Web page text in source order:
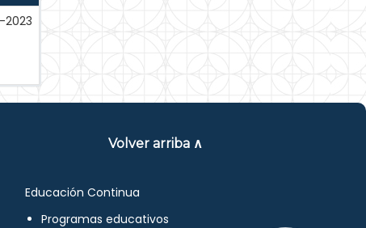
Volver arriba ∧
Educación Continua
Programas educativos